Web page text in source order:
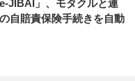
JIBAI」、モタクルと連
自賠責保険手続きを自動